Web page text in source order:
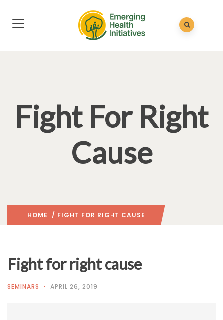
Fight For Right
Cause
HOME / FIGHT FOR RIGHT CAUSE
Fight for right cause
SEMINARS APRIL 26, 2019